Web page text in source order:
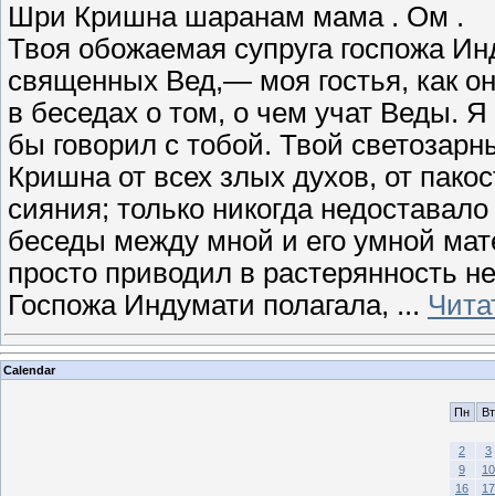
Шри Кришна шаранам мама . Ом .
Твоя обожаемая супруга госпожа
священных Вед,— моя гостья, как
в беседах о том, о чем учат Веды. Я
бы говорил с тобой. Твой
Кришна от всех злых духов, от
сияния; только никогда
беседы между мной и его умной
просто приводил в растерянность
Госпожа Индумати полагала, ...
Calendar
Пн Вт
2
3
9
10
16
17